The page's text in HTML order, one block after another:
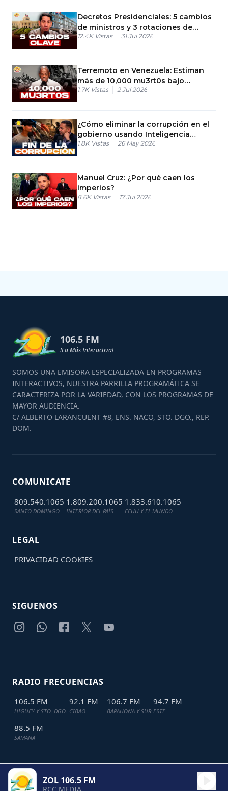
Decretos Presidenciales: 5 cambios
de ministros y 3 rotaciones de
ministerios
12.4K Vistas 31 Jul 2026
Terremoto en Venezuela: Estiman
más de 10,000 mu3rt0s bajo
escombros
1.7K Vistas 2 Jul 2026
¿Cómo eliminar la corrupción en el
gobierno usando Inteligencia
Artificial?
1.8K Vistas 26 May 2026
Manuel Cruz: ¿Por qué caen los
imperios?
8.6K Vistas 17 Jul 2026
106.5 FM
!La Más Interactiva!
SOMOS UNA EMISORA ESPECIALIZADA EN PROGRAMAS
INTERACTIVOS, NUESTRA PARRILLA PROGRAMÁTICA SE
CARACTERIZA POR LA VARIEDAD, CON LOS PROGRAMAS DE
MAYOR AUDIENCIA.
C/ ALBERTO LARANCUENT #8, ENS. NACO, STO. DGO., REP.
DOM.
COMUNICATE
809.540.1065
SANTO DOMINGO
1.809.200.1065
INTERIOR DEL PAÍS
1.833.610.1065
EEUU Y EL MUNDO
LEGAL
PRIVACIDAD COOKIES
SIGUENOS
RADIO FRECUENCIAS
106.5 FM
HIGUEY Y STO. DGO.
92.1 FM
CIBAO
106.7 FM
BARAHONA Y SUR
94.7 FM
ESTE
88.5 FM
SAMANA
TODOS LOS DERECHOS RESERVADOS © 2024
ZOL 106.5 FM